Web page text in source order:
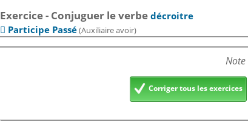
Exercice - Conjuguer le verbedécroitre
 Participe Passé(Auxiliaire avoir)
Note
Corriger tous les exercices